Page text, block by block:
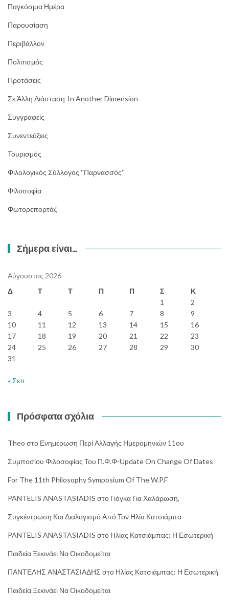
Παγκόσμια Ημέρα
Παρουσίαση
Περιβάλλον
Πολιτισμός
Προτάσεις
Σε Άλλη Διάσταση-In Another Dimension
Συγγραφείς
Συνεντεύξεις
Τουρισμός
Φιλολογικός Σύλλογος ''Παρνασσός''
Φιλοσοφία
Φωτορεπορτάζ
Σήμερα είναι…
Αύγουστος 2026
Δ
Τ Τ Π Π Σ
Κ
1
2
3
4 5 6 7 8
9
10
11 12 13 14 15
16
17
18 19 20 21 22
23
24
25 26 27 28 29
30
31
« Σεπ
Πρόσφατα σχόλια
Theo στο Ενημέρωση Περί Αλλαγής Ημερομηνιών 11ου
Συμποσίου Φιλοσοφίας Του Π.Φ.Φ-Update On Change Of Dates
For The 11th Philosophy Symposium Of The W.P.F
PANTELIS ANASTASIADIS στο Γιόγκα Για Χαλάρωση,
Συγκέντρωση Και Διαλογισμό Από Τον Ηλία Κατσιάμπα
PANTELIS ANASTASIADIS στο Ηλίας Κατσιάμπας: Η Εσωτερική
Παιδεία Ξεκινάει Να Οικοδομείται
ΠΑΝΤΕΛΗΣ ΑΝΑΣΤΑΣΙΑΔΗΣ στο Ηλίας Κατσιάμπας: Η Εσωτερική
Παιδεία Ξεκινάει Να Οικοδομείται